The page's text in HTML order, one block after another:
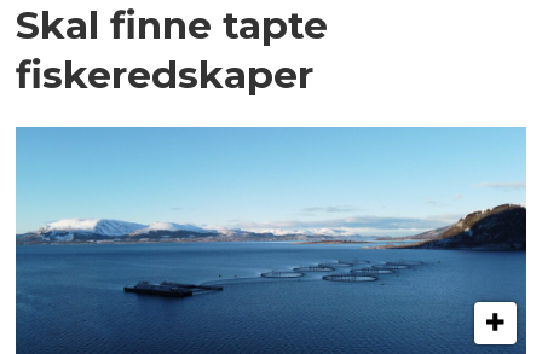
Skal finne tapte
fiskeredskaper